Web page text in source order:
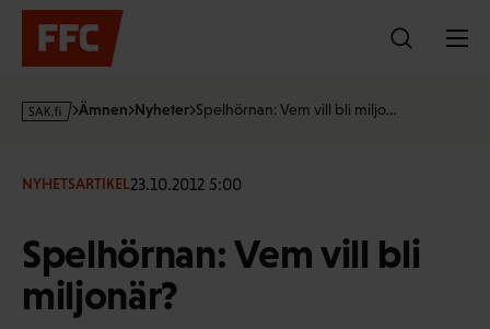
Hoppa
innehållet
s
·
Ämnen Nyheter Spelhörnan: Vem vill bli miljo…
NYHETSARTIKEL23.10.2012 5:00
Spelhörnan: Vem vill bli
miljonär?